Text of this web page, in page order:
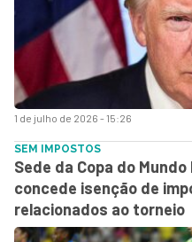
1 de julho de 2026 - 15:26
SEM IMPOSTOS
Sede da Copa do
concede isenção de
relacionados ao torneio